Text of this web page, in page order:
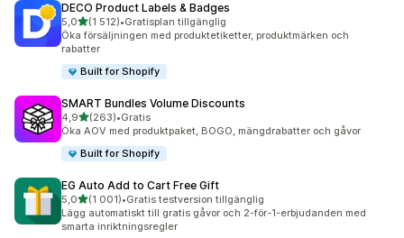
DECO Product Labels & Badges
5,0av 5 stjärnor
(1 512)
1512 recensioner totalt
•Gratisplan tillgänglig
Öka försäljningen med produktetiketter, produktmärken och
rabatter
Built for Shopify
SMART Bundles Volume Discounts
4,9av 5 stjärnor
(263)
263 recensioner totalt
•Gratis
Öka AOV med produktpaket, BOGO, mängdrabatter och gåvor
Built for Shopify
EG Auto Add to Cart Free Gift
5,0av 5 stjärnor
(1 001)
1001 recensioner totalt
•Gratis testversion tillgänglig
Lägg automatiskt till gratis gåvor och 2-för-1-erbjudanden med
smarta inriktningsregler